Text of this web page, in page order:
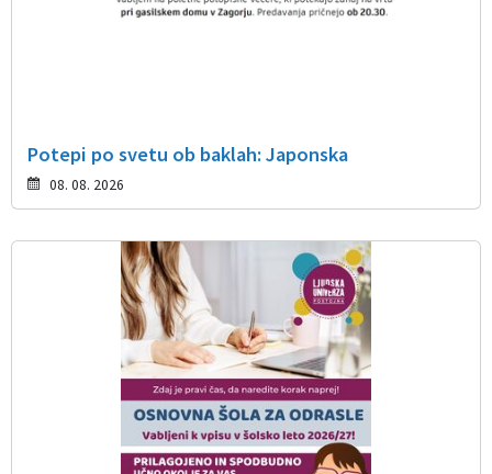
Potepi po svetu ob baklah: Japonska
08. 08. 2026